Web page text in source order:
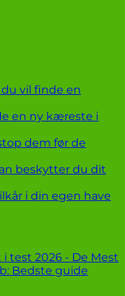
vil finde en
en ny kæreste i
dem før de
beskytter du dit
i din egen have
test 2026 - De Mest
Bedste guide